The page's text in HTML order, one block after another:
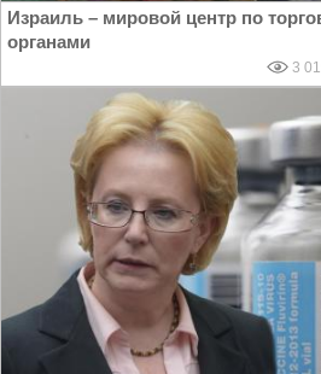
Израиль – мировой центр по
органами
3